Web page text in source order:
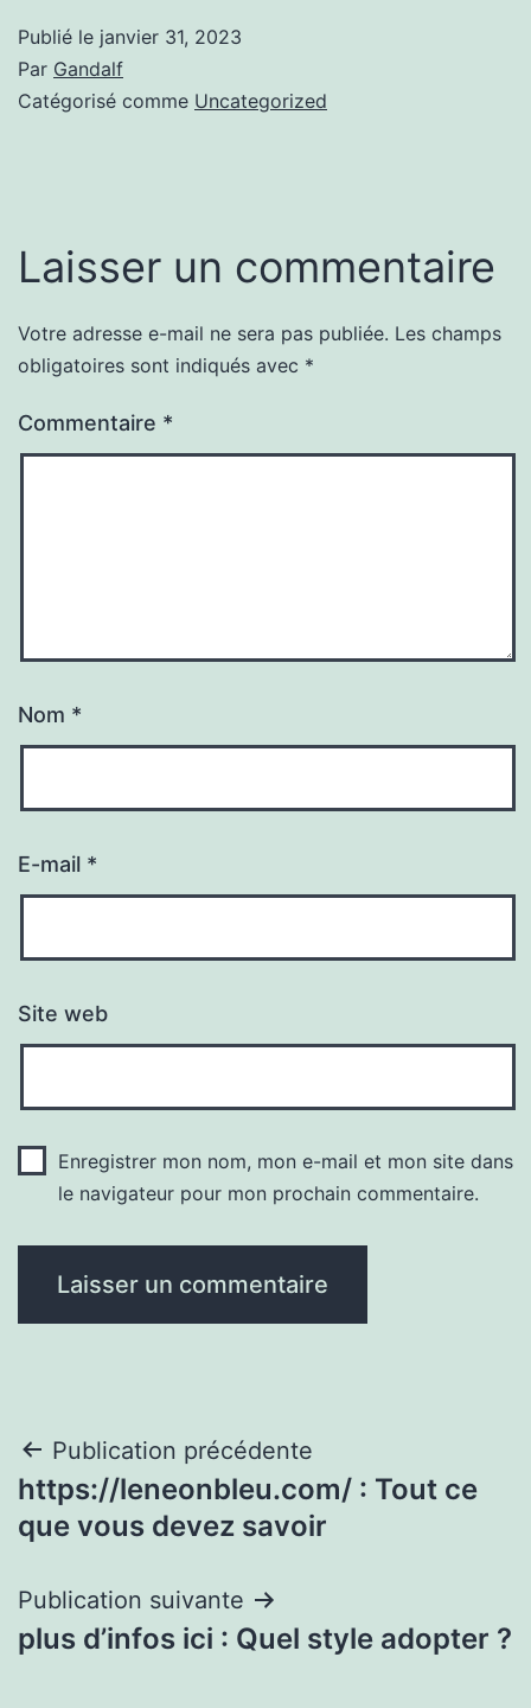
Publié le janvier 31, 2023
Par Gandalf
Catégorisé comme Uncategorized
Laisser un commentaire
Votre adresse e-mail ne sera pas publiée. Les champs
obligatoires sont indiqués avec *
Commentaire *
Nom *
E-mail *
Site web
Enregistrer mon nom, mon e-mail et mon site dans
le navigateur pour mon prochain commentaire.
Navigation
de
Publication précédente
https://leneonbleu.com/ : Tout ce
que vous devez savoir
Publication suivante
plus d’infos ici : Quel style adopter ?